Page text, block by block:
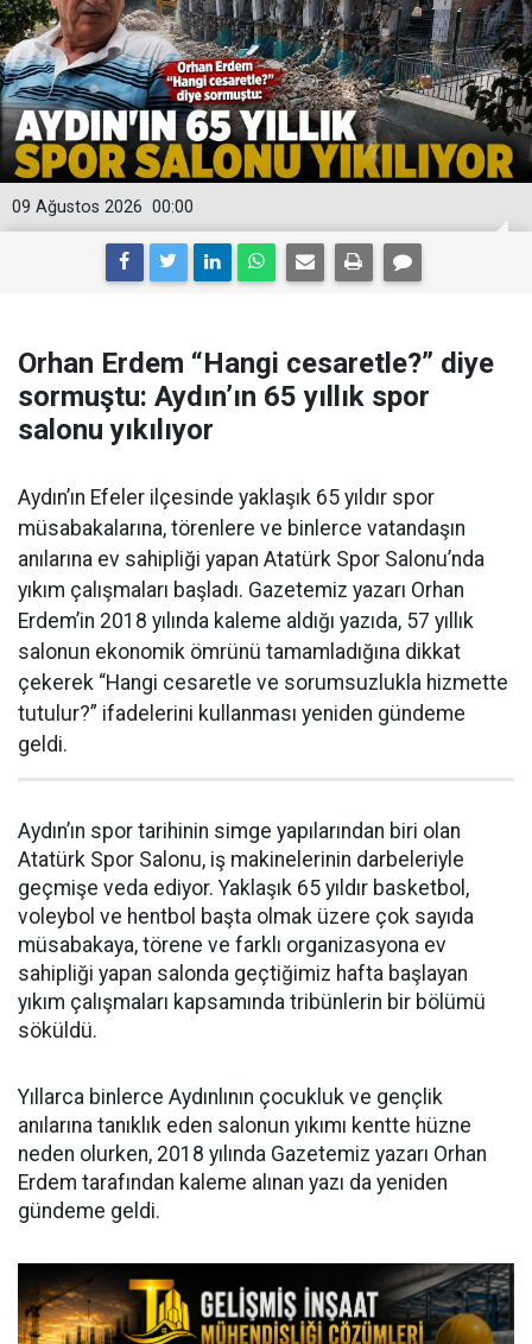
00:00
09 Ağustos 2026
Orhan Erdem “Hangi cesaretle?” diye
sormuştu: Aydın’ın 65 yıllık spor
salonu yıkılıyor
Aydın’ın Efeler ilçesinde yaklaşık 65 yıldır spor
müsabakalarına, törenlere ve binlerce vatandaşın
anılarına ev sahipliği yapan Atatürk Spor Salonu’nda
yıkım çalışmaları başladı. Gazetemiz yazarı Orhan
Erdem’in 2018 yılında kaleme aldığı yazıda, 57 yıllık
salonun ekonomik ömrünü tamamladığına dikkat
çekerek “Hangi cesaretle ve sorumsuzlukla hizmette
tutulur?” ifadelerini kullanması yeniden gündeme
geldi.
Aydın’ın spor tarihinin simge yapılarından biri olan
Atatürk Spor Salonu, iş makinelerinin darbeleriyle
geçmişe veda ediyor. Yaklaşık 65 yıldır basketbol,
voleybol ve hentbol başta olmak üzere çok sayıda
müsabakaya, törene ve farklı organizasyona ev
sahipliği yapan salonda geçtiğimiz hafta başlayan
yıkım çalışmaları kapsamında tribünlerin bir bölümü
söküldü.
Yıllarca binlerce Aydınlının çocukluk ve gençlik
anılarına tanıklık eden salonun yıkımı kentte hüzne
neden olurken, 2018 yılında Gazetemiz yazarı Orhan
Erdem tarafından kaleme alınan yazı da yeniden
gündeme geldi.